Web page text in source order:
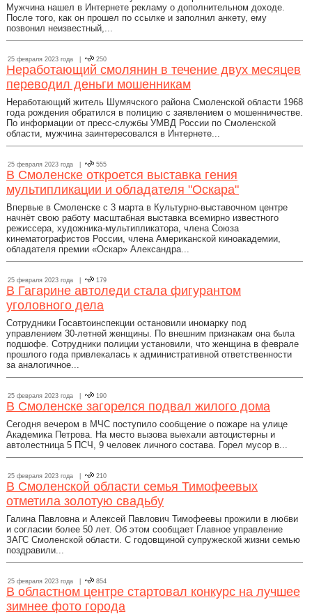
Мужчина нашел в Интернете рекламу о дополнительном доходе.
После того, как он прошел по ссылке и заполнил анкету, ему
позвонил неизвестный,...
25 февраля 2023 года | 250
Неработающий смолянин в течение двух месяцев
переводил деньги мошенникам
Неработающий житель Шумячского района Смоленской области 1968
года рождения обратился в полицию с заявлением о мошенничестве.
По информации от пресс-службы УМВД России по Смоленской
области, мужчина заинтересовался в Интернете...
25 февраля 2023 года | 555
В Смоленске откроется выставка гения
мультипликации и обладателя "Оскара"
Впервые в Смоленске с 3 марта в Культурно-выставочном центре
начнёт свою работу масштабная выставка всемирно известного
режиссера, художника-мультипликатора, члена Союза
кинематографистов России, члена Американской киноакадемии,
обладателя премии «Оскар» Александра...
25 февраля 2023 года | 179
В Гагарине автоледи стала фигурантом
уголовного дела
Сотрудники Госавтоинспекции остановили иномарку под
управлением 30-летней женщины. По внешним признакам она была
подшофе. Сотрудники полиции установили, что женщина в феврале
прошлого года привлекалась к административной ответственности
за аналогичное...
25 февраля 2023 года | 190
В Смоленске загорелся подвал жилого дома
Сегодня вечером в МЧС поступило сообщение о пожаре на улице
Академика Петрова. На место вызова выехали автоцистерны и
автолестница 5 ПСЧ, 9 человек личного состава. Горел мусор в...
25 февраля 2023 года | 210
В Смоленской области семья Тимофеевых
отметила золотую свадьбу
Галина Павловна и Алексей Павлович Тимофеевы прожили в любви
и согласии более 50 лет. Об этом сообщает Главное управление
ЗАГС Смоленской области. С годовщиной супружеской жизни семью
поздравили...
25 февраля 2023 года | 854
В областном центре стартовал конкурс на лучшее
зимнее фото города